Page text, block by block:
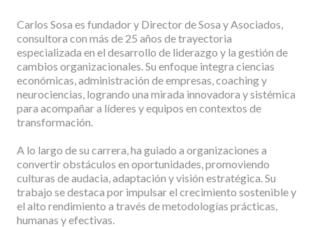
Carlos Sosa es fundador y Director de Sosa y Asociados,
consultora con más de 25 años de trayectoria
especializada en el desarrollo de liderazgo y la gestión de
cambios organizacionales. Su enfoque integra ciencias
económicas, administración de empresas, coaching y
neurociencias, logrando una mirada innovadora y sistémica
para acompañar a líderes y equipos en contextos de
transformación.
A lo largo de su carrera, ha guiado a organizaciones a
convertir obstáculos en oportunidades, promoviendo
culturas de audacia, adaptación y visión estratégica. Su
trabajo se destaca por impulsar el crecimiento sostenible y
el alto rendimiento a través de metodologías prácticas,
humanas y efectivas.